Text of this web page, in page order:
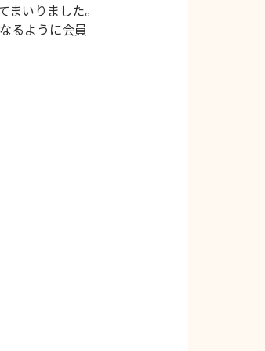
いりました。
るように会員